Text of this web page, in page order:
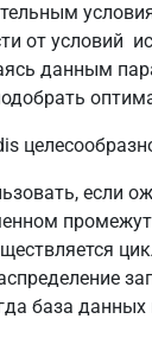
от условий
данным
если
база